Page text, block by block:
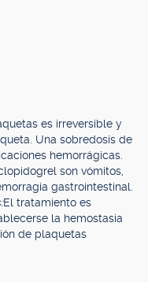
es irreversible y
Una sobredosis de
hemorrágicas.
son vómitos,
gastrointestinal.
El tratamiento es
la hemostasia
de plaquetas